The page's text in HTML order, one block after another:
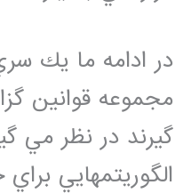
در ادامه ما يك
مجموعه قوانين
گيرند در نظر مي
الگوريتمهايي